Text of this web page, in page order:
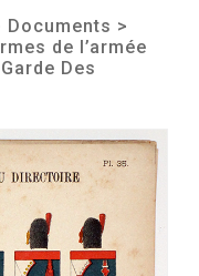
Documents >
de l’armée
Des